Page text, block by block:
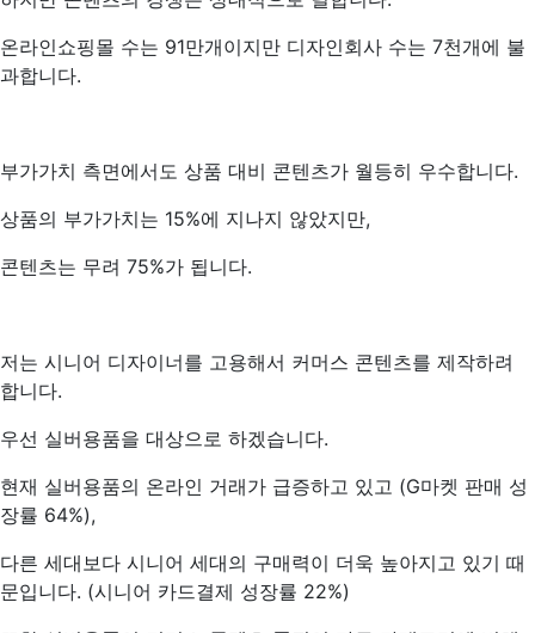
온라인쇼핑몰 수는 91만개이지만 디자인회사 수는 7천개에 불
과합니다.
부가가치 측면에서도 상품 대비 콘텐츠가 월등히 우수합니다.
상품의 부가가치는 15%에 지나지 않았지만,
콘텐츠는 무려 75%가 됩니다.
저는 시니어 디자이너를 고용해서 커머스 콘텐츠를 제작하려
합니다.
우선 실버용품을 대상으로 하겠습니다.
현재 실버용품의 온라인 거래가 급증하고 있고 (G마켓 판매 성
장률 64%),
다른 세대보다 시니어 세대의 구매력이 더욱 높아지고 있기 때
문입니다. (시니어 카드결제 성장률 22%)